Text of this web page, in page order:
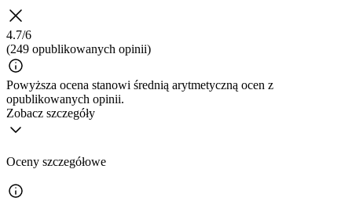
4.7/6
(249 opublikowanych opinii)
Powyższa ocena stanowi średnią arytmetyczną ocen z
opublikowanych opinii.
Zobacz szczegóły
Oceny szczegółowe